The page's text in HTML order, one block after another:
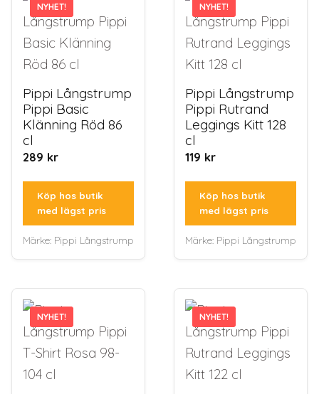
NYHET!
NYHET!
Pippi Långstrump
Pippi Basic
Klänning Röd 86
cl
289 kr
Köp hos butik
med lägst pris
Märke: Pippi Långstrump
NYHET!
NYHET!
Pippi Långstrump
Pippi Rutrand
Leggings Kitt 128
cl
119 kr
Köp hos butik
med lägst pris
Märke: Pippi Långstrump
NYHET!
NYHET! NYHET!
NYHET!